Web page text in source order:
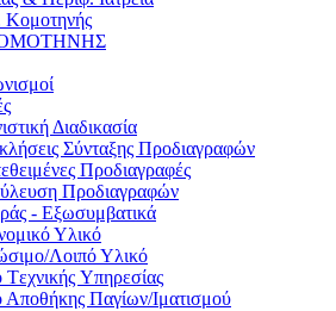
Διαδικασία
Σύνταξης Προδιαγραφών
Προδιαγραφές
Προδιαγραφών
- Εξωσυμβατικά
Υλικό
Λοιπό Υλικό
Yπηρεσίας
Αποθήκης Παγίων/Ιματισμού